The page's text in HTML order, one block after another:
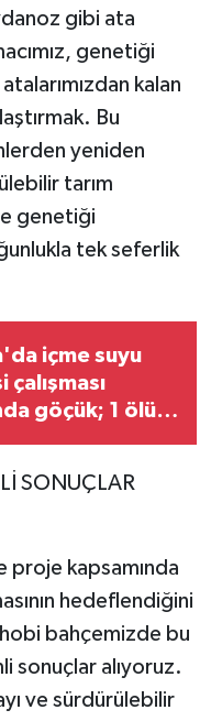
gibi ata
genetiği
kalan
Bu
yeniden
tarım
genetiği
tek seferlik
içme suyu
çalışması
göçük; 1 ölü, 1
SONUÇLAR
proje kapsamında
hedeflendiğini
bahçemizde bu
sonuçlar alıyoruz.
ve sürdürülebilir